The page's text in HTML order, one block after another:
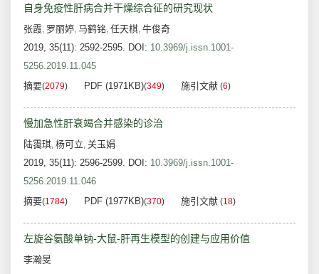
自身免疫性肝病合并干燥综合征的研究现状
张霞, 罗丽婷, 马鹤铭, 任天棋, 牛俊奇
2019, 35(11): 2592-2595. DOI: 10.3969/j.issn.1001-
5256.2019.11.045
摘要(2079) PDF (1971KB)(349) 施引文献 (6)
慢加急性肝衰竭合并感染的诊治
陆霭琪, 杨可立, 关玉娟
2019, 35(11): 2596-2599. DOI: 10.3969/j.issn.1001-
5256.2019.11.046
摘要(1784) PDF (1977KB)(370) 施引文献 (18)
左旋谷氨酸单钠-大鼠-肝再生模型的创建与应用价值
李瀚旻